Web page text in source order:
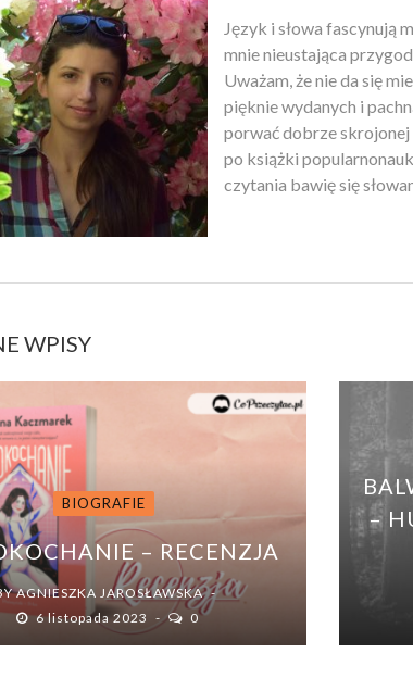
Język i słowa fascynują
mnie nieustająca
Uważam, że nie da się
pięknie wydanych i
porwać dobrze skrojonej
po książki
czytania bawię się
WPISY
BIOGRAFIE
– RECENZJA
AGNIESZKA JAROSŁAWSKA
6 listopada 2023
0
–